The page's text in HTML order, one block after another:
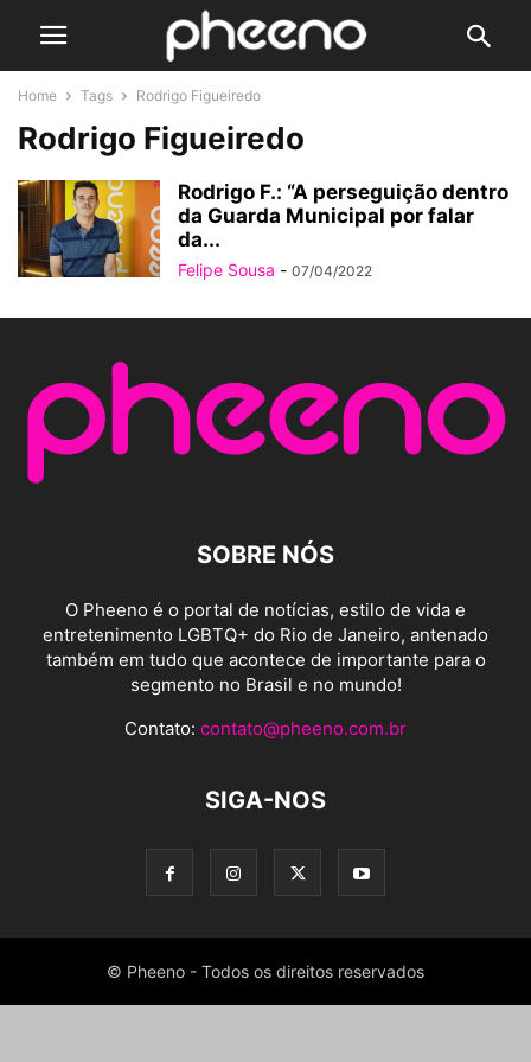
Home Tags Rodrigo Figueiredo
Rodrigo Figueiredo
Rodrigo F.: “A perseguição dentro
da Guarda Municipal por falar
da...
Felipe Sousa - 07/04/2022
SOBRE NÓS
O Pheeno é o portal de notícias, estilo de vida e
entretenimento LGBTQ+ do Rio de Janeiro, antenado
também em tudo que acontece de importante para o
segmento no Brasil e no mundo!
Contato: contato@pheeno.com.br
SIGA-NOS
© Pheeno - Todos os direitos reservados